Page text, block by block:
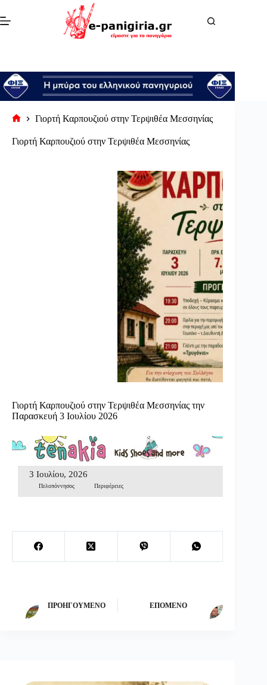
στο
περιεχόμενο
σελίδα
Γιορτή Καρπουζιού στην Τερψιθέα Μεσσηνίας
Γιορτή Καρπουζιού στην Τερψιθέα Μεσσηνίας
Γιορτή Καρπουζιού στην Τερψιθέα Μεσσηνίας την
Παρασκευή 3 Ιουλίου 2026
3 Ιουλίου, 2026
Πελοπόννησος Περιφέρειες
ΠΡΟΗΓΟΎΜΕΝΟ ΕΠΌΜΕΝΟ